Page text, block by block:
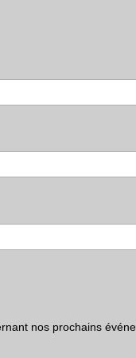
nos prochains